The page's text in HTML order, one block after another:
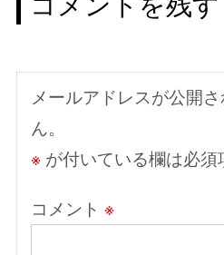
ゲ
シ
ョ
ン
メールアドレスが公開
ん。
※が付いている欄は必須
コメント ※